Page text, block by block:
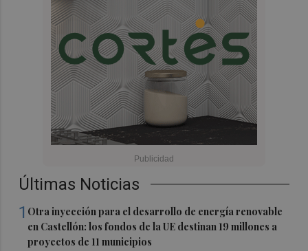
Últimas Noticias
1 Otra inyección para el desarrollo de energía renovable
en Castellón: los fondos de la UE destinan 19 millones a
proyectos de 11 municipios